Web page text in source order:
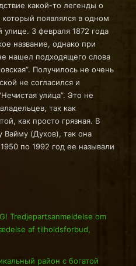
какой-то легенды о
появлялся в одном
улице. 3 февраля 1872 года
название, однако при
нашел подходящего слова
Получилось не очень
не согласился и
улица”. Это не
так как
как просто грязная. В
Вайму (Духов), так она
по 1992 год ее называли
Tredjepartsanmeldelse om
af tilholdsforbud,
район с богатой